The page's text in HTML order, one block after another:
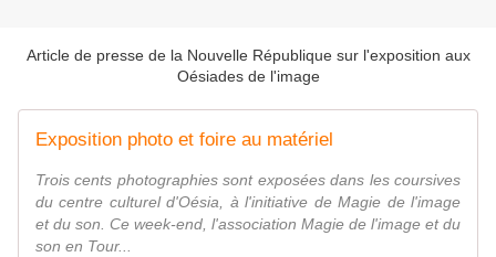
Article de presse de la Nouvelle République sur l'exposition aux
Oésiades de l'image
Exposition photo et foire au matériel
Trois cents photographies sont exposées dans les coursives
du centre culturel d'Oésia, à l'initiative de Magie de l'image
et du son. Ce week-end, l'association Magie de l'image et du
son en Tour...